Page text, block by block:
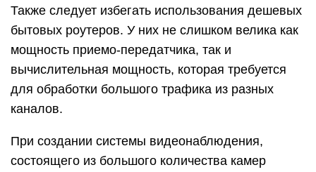
Также следует избегать использования дешевых
бытовых роутеров. У них не слишком велика как
мощность приемо-передатчика, так и
вычислительная мощность, которая требуется
для обработки большого трафика из разных
каналов.
При создании системы видеонаблюдения,
состоящего из большого количества камер